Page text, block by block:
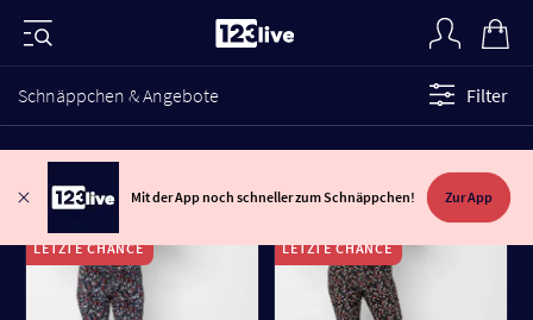
Schnäppchen & Angebote Filter
Mit der App noch schneller zum Schnäppchen! Zur App
LETZTE CHANCE LETZTE CHANCE